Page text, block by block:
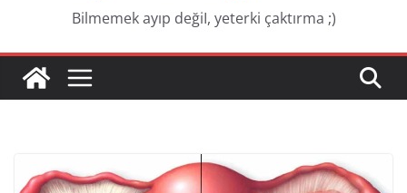
Bilmemek ayıp değiI, yeterki çaktırma ;)